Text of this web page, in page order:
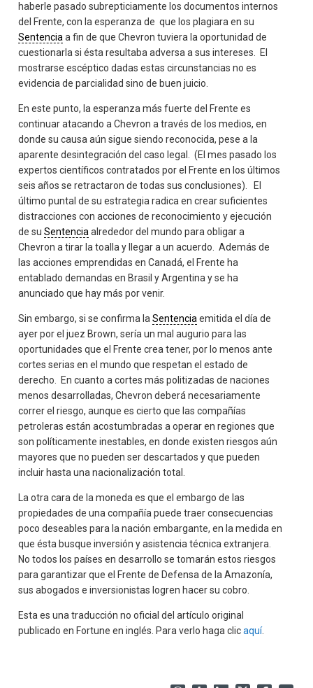
haberle pasado subrepticiamente los documentos internos
del Frente, con la esperanza de que los plagiara en su
Sentencia a fin de que Chevron tuviera la oportunidad de
cuestionarla si ésta resultaba adversa a sus intereses. El
mostrarse escéptico dadas estas circunstancias no es
evidencia de parcialidad sino de buen juicio.
En este punto, la esperanza más fuerte del Frente es
continuar atacando a Chevron a través de los medios, en
donde su causa aún sigue siendo reconocida, pese a la
aparente desintegración del caso legal. (El mes pasado los
expertos científicos contratados por el Frente en los últimos
seis años se retractaron de todas sus conclusiones). El
último puntal de su estrategia radica en crear suficientes
distracciones con acciones de reconocimiento y ejecución
de suSentencia alrededor del mundo para obligar a
Chevron a tirar la toalla y llegar a un acuerdo. Además de
las acciones emprendidas en Canadá, el Frente ha
entablado demandas en Brasil y Argentina y se ha
anunciado que hay más por venir.
Sin embargo, si se confirma laSentencia emitida el día de
ayer por el juez Brown, sería un mal augurio para las
oportunidades que el Frente crea tener, por lo menos ante
cortes serias en el mundo que respetan el estado de
derecho. En cuanto a cortes más politizadas de naciones
menos desarrolladas, Chevron deberá necesariamente
correr el riesgo, aunque es cierto que las compañías
petroleras están acostumbradas a operar en regiones que
son políticamente inestables, en donde existen riesgos aún
mayores que no pueden ser descartados y que pueden
incluir hasta una nacionalización total.
La otra cara de la moneda es que el embargo de las
propiedades de una compañía puede traer consecuencias
poco deseables para la nación embargante, en la medida en
que ésta busque inversión y asistencia técnica extranjera.
No todos los países en desarrollo se tomarán estos riesgos
para garantizar que el Frente de Defensa de la Amazonía,
sus abogados e inversionistas logren hacer su cobro.
Esta es una traducción no oficial del artículo original
publicado en Fortune en inglés. Para verlo haga clicaquí.